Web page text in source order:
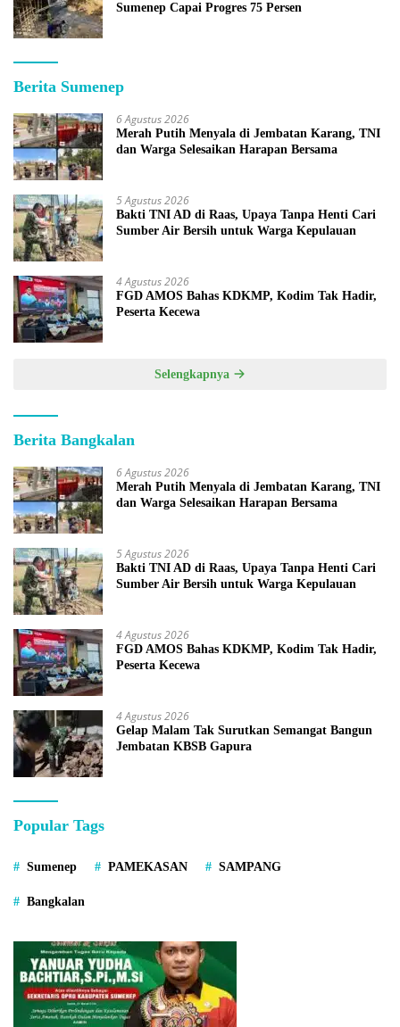
Sumenep Capai Progres 75 Persen
Berita Sumenep
6 Agustus 2026
Merah Putih Menyala di Jembatan Karang, TNI
dan Warga Selesaikan Harapan Bersama
5 Agustus 2026
Bakti TNI AD di Raas, Upaya Tanpa Henti Cari
Sumber Air Bersih untuk Warga Kepulauan
4 Agustus 2026
FGD AMOS Bahas KDKMP, Kodim Tak Hadir,
Peserta Kecewa
Selengkapnya
Berita Bangkalan
6 Agustus 2026
Merah Putih Menyala di Jembatan Karang, TNI
dan Warga Selesaikan Harapan Bersama
5 Agustus 2026
Bakti TNI AD di Raas, Upaya Tanpa Henti Cari
Sumber Air Bersih untuk Warga Kepulauan
4 Agustus 2026
FGD AMOS Bahas KDKMP, Kodim Tak Hadir,
Peserta Kecewa
4 Agustus 2026
Gelap Malam Tak Surutkan Semangat Bangun
Jembatan KBSB Gapura
Popular Tags
Sumenep PAMEKASAN SAMPANG
Bangkalan